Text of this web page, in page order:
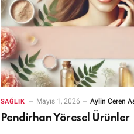
SAĞLIK Mayıs 1, 2026 Aylin Ceren
Pendirhan Yöresel Ürünler